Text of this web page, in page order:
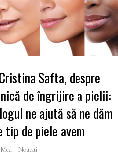
Safta, despre
de îngrijire a pielii:
ne ajută să ne dăm
tip de piele avem
Noutati